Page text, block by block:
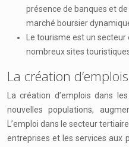
présence de banques et
marché boursier
Le tourisme est un
nombreux sites
La création d’emplois
La création d’emplois dans
nouvelles populations,
L’emploi dans le secteur
entreprises et les services aux